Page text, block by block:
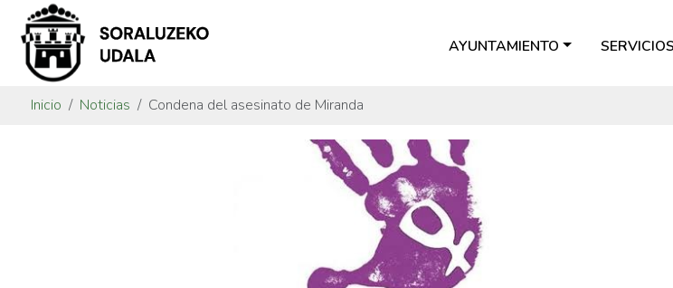
AYUNTAMIENTO SERVICIOS
Inicio Noticias Condena del asesinato de Miranda